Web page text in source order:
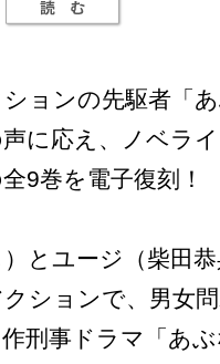
ョンの先駆者「
に応え、ノベラ
9巻を電子復刻！
とユージ（柴田
ションで、男女
刑事ドラマ「あ